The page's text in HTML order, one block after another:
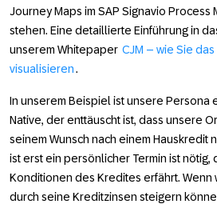
Journey Maps im SAP Signavio
stehen. Eine detaillierte Einführung in
unserem Whitepaper CJM – wie Sie
visualisieren.
In unserem Beispiel ist unsere Persona
Native, der enttäuscht ist, dass unsere
seinem Wunsch nach einem Hauskredit
ist erst ein persönlicher Termin ist nötig,
Konditionen des Kredites erfährt. Wenn
durch seine Kreditzinsen steigern